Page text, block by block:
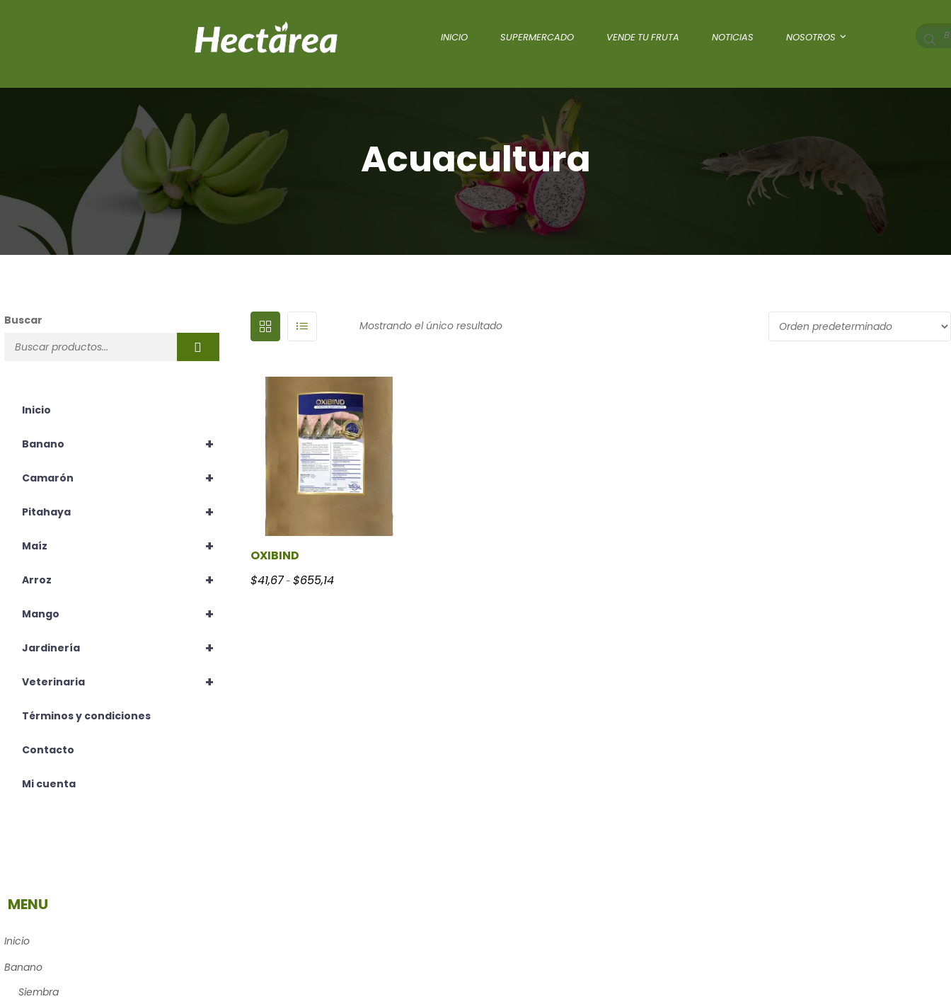
INICIO SUPERMERCADO VENDE TU FRUTA NOTICIAS NOSOTROS
Acuacultura
Mostrando el único resultado
OXIBIND
$41,67 - $655,14Rango de precios: desde $41,67 hasta $655,14
Buscar
Inicio
+
Banano
+
Camarón
+
Pitahaya
+
Maíz
+
Arroz
+
Mango
+
Jardinería
+
Veterinaria
Términos y condiciones
Contacto
Mi cuenta
MENU
Inicio
Banano
Siembra